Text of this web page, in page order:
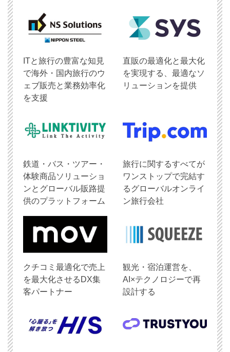
ITと旅行の豊富な知見
で海外・国内旅行のウ
ェブ販売と業務効率化
を支援
直販の最適化と最大化
を実現する、最適なソ
リューションを提供
鉄道・バス・ツアー・
体験商品ソリューショ
ンとグローバル販路提
供のプラットフォーム
旅行に関するすべてが
ワンストップで完結す
るグローバルオンライ
ン旅行会社
クチコミ最適化で売上
を最大化させるDX集
客パートナー
観光・宿泊運営を、
AI×テクノロジーで再
設計する